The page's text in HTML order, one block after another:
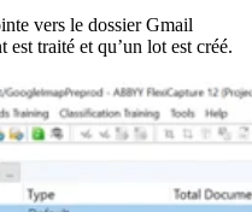
vers le dossier Gmail
traité et qu’un lot est créé.